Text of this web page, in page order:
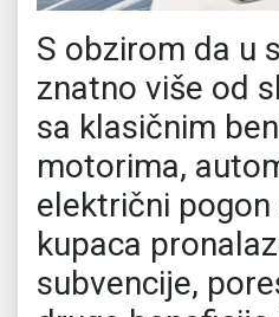
S obzirom da u
znatno više od
sa klasičnim
motorima,
električni
kupaca
subvencije,